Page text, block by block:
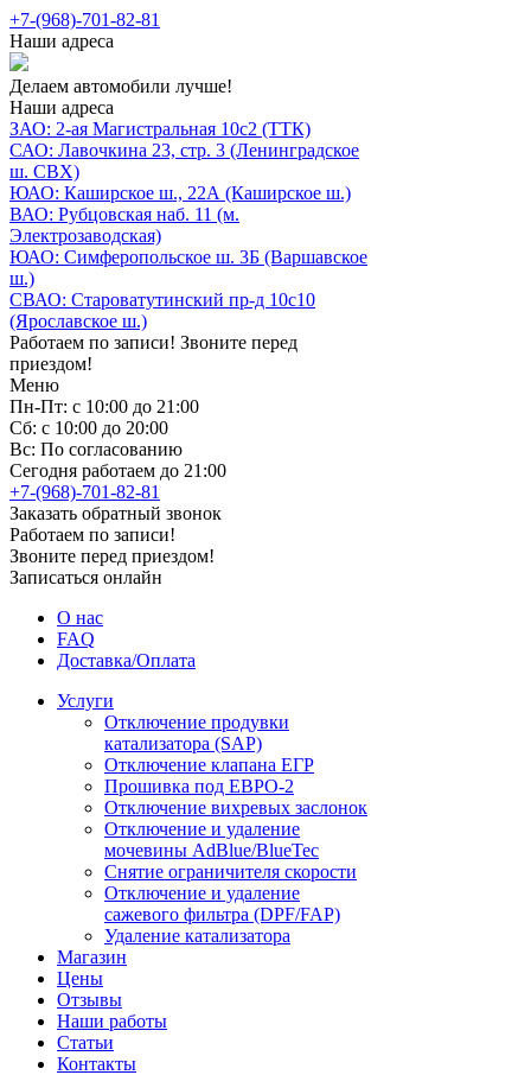
+7-(968)-701-82-81
Наши адреса
Делаем автомобили лучше!
Наши адреса
ЗАО: 2-ая Магистральная 10с2 (ТТК)
САО: Лавочкина 23, стр. 3 (Ленинградское
ш. СВХ)
ЮАО: Каширское ш., 22А (Каширское ш.)
ВАО: Рубцовская наб. 11 (м.
Электрозаводская)
ЮАО: Симферопольское ш. 3Б (Варшавское
ш.)
СВАО: Староватутинский пр-д 10с10
(Ярославское ш.)
Работаем по записи! Звоните перед
приездом!
Меню
Пн-Пт: с 10:00 до 21:00
Сб: с 10:00 до 20:00
Вс: По согласованию
Сегодня работаем до 21:00
+7-(968)-701-82-81
Заказать обратный звонок
Работаем по записи!
Звоните перед приездом!
Записаться онлайн
О нас
FAQ
Доставка/Оплата
Услуги
Отключение продувки
катализатора (SAP)
Отключение клапана ЕГР
Прошивка под ЕВРО-2
Отключение вихревых заслонок
Отключение и удаление
мочевины AdBlue/BlueTec
Снятие ограничителя скорости
Отключение и удаление
сажевого фильтра (DPF/FAP)
Удаление катализатора
Магазин
Цены
Отзывы
Наши работы
Статьи
Контакты